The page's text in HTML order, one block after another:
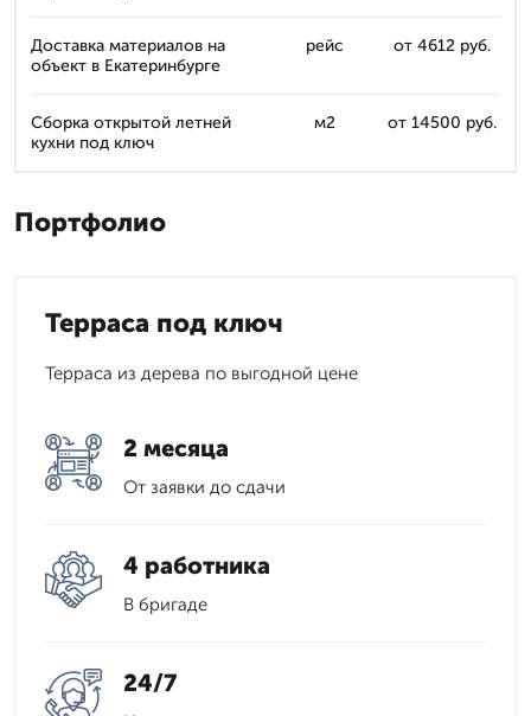
Доставка материалов на
объект в Екатеринбурге
рейс от 4612 руб.
Сборка открытой летней
кухни под ключ
м2 от 14500 руб.
Портфолио
Терраса под ключ
Терраса из дерева по выгодной цене
2 месяца
От заявки до сдачи
4 работника
В бригаде
24/7